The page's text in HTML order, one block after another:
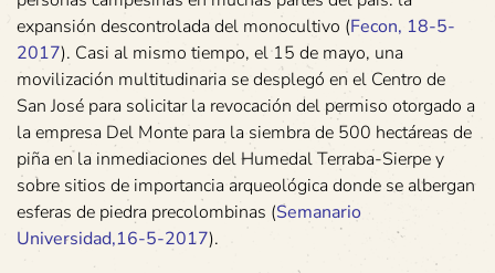
expansión descontrolada del monocultivo (Fecon, 18-5-
2017). Casi al mismo tiempo, el 15 de mayo, una
movilización multitudinaria se desplegó en el Centro de
San José para solicitar la revocación del permiso otorgado a
la empresa Del Monte para la siembra de 500 hectáreas de
piña en la inmediaciones del Humedal Terraba-Sierpe y
sobre sitios de importancia arqueológica donde se albergan
esferas de piedra precolombinas (Semanario
Universidad,16-5-2017).